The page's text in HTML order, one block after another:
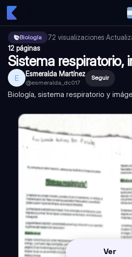
Biología 72 visualizaciones·
12 páginas
Sistema respiratorio,
E Esmeralda Martínez
@esmeralda_dc017
Seguir
Biología, sistema respiratorio y
Ver